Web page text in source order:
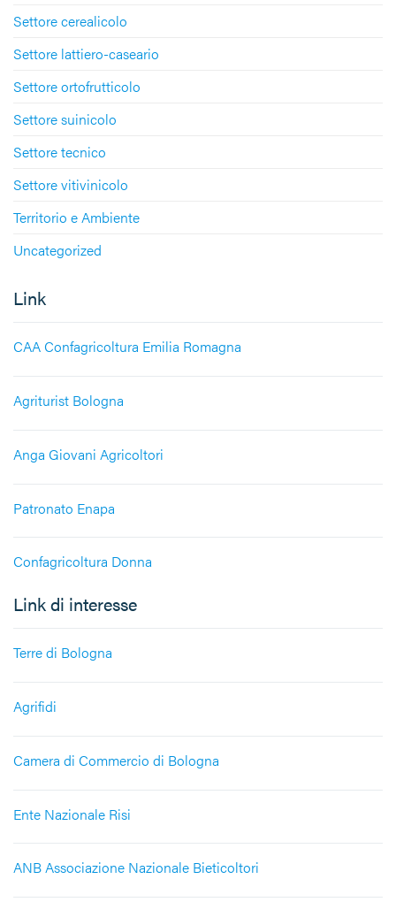
Settore cerealicolo
Settore lattiero-caseario
Settore ortofrutticolo
Settore suinicolo
Settore tecnico
Settore vitivinicolo
Territorio e Ambiente
Uncategorized
Link
CAA Confagricoltura Emilia Romagna
Agriturist Bologna
Anga Giovani Agricoltori
Patronato Enapa
Confagricoltura Donna
Link di interesse
Terre di Bologna
Agrifidi
Camera di Commercio di Bologna
Ente Nazionale Risi
ANB Associazione Nazionale Bieticoltori